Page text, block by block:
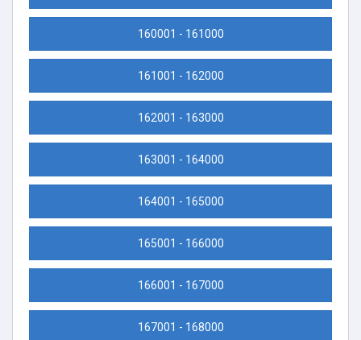
160001 - 161000
161001 - 162000
162001 - 163000
163001 - 164000
164001 - 165000
165001 - 166000
166001 - 167000
167001 - 168000